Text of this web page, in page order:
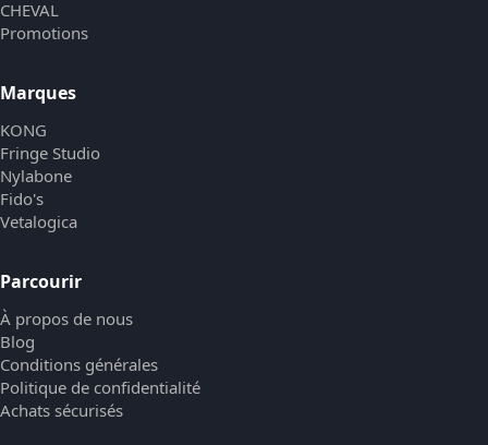
CHEVAL
Promotions
Marques
KONG
Fringe Studio
Nylabone
Fido's
Vetalogica
Parcourir
À propos de nous
Blog
Conditions générales
Politique de confidentialité
Achats sécurisés